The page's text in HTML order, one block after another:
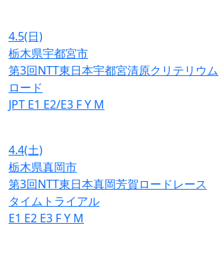
4.5(日)
栃木県宇都宮市
第3回NTT東日本宇都宮清原クリテリウム
ロード
JPT E1 E2/E3 FY M
4.4(土)
栃木県真岡市
第3回NTT東日本真岡芳賀ロードレース
タイムトライアル
E1 E2 E3 FY M